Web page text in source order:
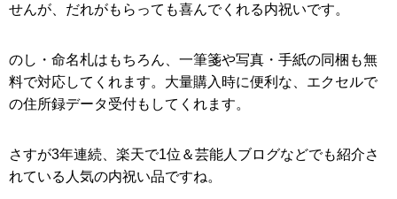
せんが、だれがもらっても喜んでくれる内祝いです。
のし・命名札はもちろん、一筆箋や写真・手紙の同梱も無
料で対応してくれます。大量購入時に便利な、エクセルで
の住所録データ受付もしてくれます。
さすが3年連続、楽天で1位＆芸能人ブログなどでも紹介さ
れている人気の内祝い品ですね。